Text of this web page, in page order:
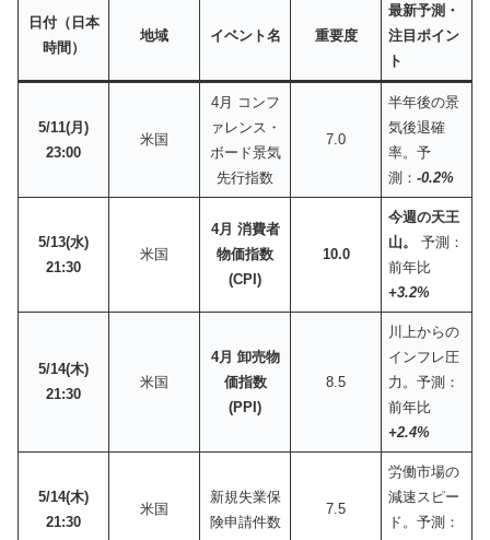
日付（日本
時間）
地域 イベント名 重要度
最新予測・
注目ポイン
ト
5/11(月)
23:00
米国
4月 コンフ
ァレンス・
ボード景気
先行指数
7.0
半年後の景
気後退確
率。予
測：-0.2%
5/13(水)
21:30
米国
4月 消費者
物価指数
(CPI)
10.0
今週の天王
山。
予測：
前年比
+3.2%
5/14(木)
21:30
米国
4月 卸売物
価指数
(PPI)
8.5
川上からの
インフレ圧
力。予測：
前年比
+2.4%
5/14(木)
21:30
米国
新規失業保
険申請件数
7.5
労働市場の
減速スピー
ド。予測：